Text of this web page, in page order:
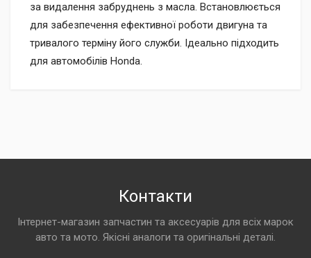
за видалення забруднень з масла. Встановлюється
для забезпечення ефективної роботи двигуна та
тривалого терміну його служби. Ідеально підходить
для автомобілів Honda.
Контакти
Інтернет-магазин запчастин та аксесуарів для всіх марок
авто та мото. Якісні аналоги та оригінальні деталі.